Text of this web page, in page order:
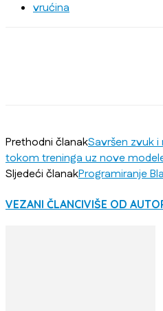
vrućina
Prethodni članakSavršen zvuk
tokom treninga uz nove
Sljedeći članakProgramiranje
VEZANI ČLANCIVIŠE OD